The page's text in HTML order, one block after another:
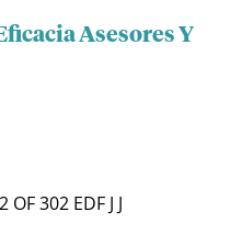
Asesores Y
OF 302 EDF J J